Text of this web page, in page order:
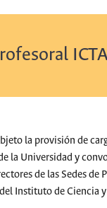
la provisión de
la Universidad y
de las Sedes de
Instituto de Ciencia